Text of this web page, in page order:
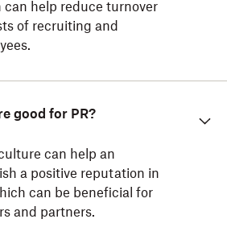
help reduce turnover
of recruiting and
good for PR?
can help an
a positive reputation in
can be beneficial for
and partners.